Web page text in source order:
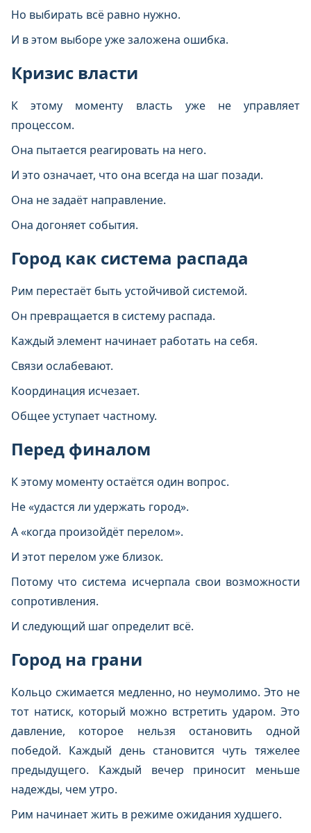
Но выбирать всё равно нужно.
И в этом выборе уже заложена ошибка.
Кризис власти
К этому моменту власть уже не управляет
процессом.
Она пытается реагировать на него.
И это означает, что она всегда на шаг позади.
Она не задаёт направление.
Она догоняет события.
Город как система распада
Рим перестаёт быть устойчивой системой.
Он превращается в систему распада.
Каждый элемент начинает работать на себя.
Связи ослабевают.
Координация исчезает.
Общее уступает частному.
Перед финалом
К этому моменту остаётся один вопрос.
Не «удастся ли удержать город».
А «когда произойдёт перелом».
И этот перелом уже близок.
Потому что система исчерпала свои возможности
сопротивления.
И следующий шаг определит всё.
Город на грани
Кольцо сжимается медленно, но неумолимо. Это не
тот натиск, который можно встретить ударом. Это
давление, которое нельзя остановить одной
победой. Каждый день становится чуть тяжелее
предыдущего. Каждый вечер приносит меньше
надежды, чем утро.
Рим начинает жить в режиме ожидания худшего.